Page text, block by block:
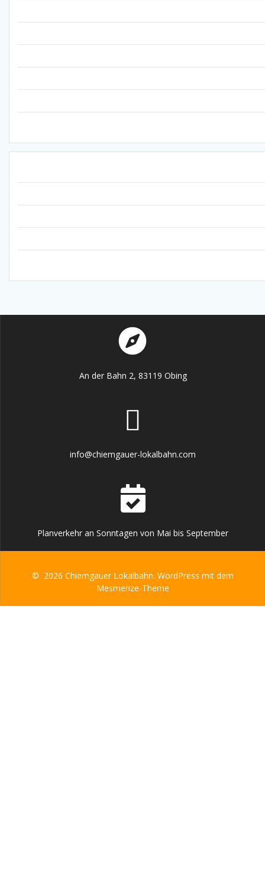
An der Bahn 2, 83119 Obing
info@chiemgauer-lokalbahn.com
Planverkehr an Sonntagen von Mai bis September
© 2026 Chiemgauer Lokalbahn. WordPress mit dem
Mesmerize-Theme